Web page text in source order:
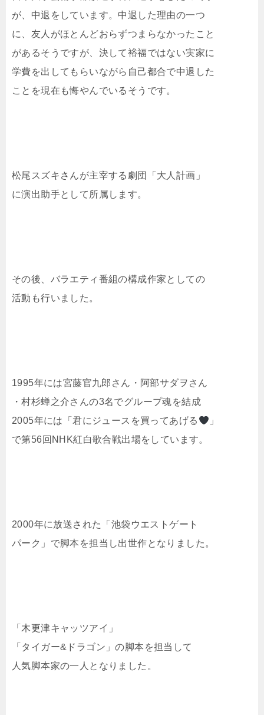
が、中退をしています。中退した理由の一つ
に、友人がほとんどおらずつまらなかったこと
があるそうですが、決して裕福ではない実家に
学費を出してもらいながら自己都合で中退した
ことを現在も悔やんでいるそうです。
松尾スズキさんが主宰する劇団「大人計画」
に演出助手として所属します。
その後、バラエティ番組の構成作家としての
活動も行いました。
1995年には宮藤官九郎さん・阿部サダヲさん
・村杉蝉之介さんの3名でグループ魂を結成
2005年には「君にジュースを買ってあげる
」
で第56回NHK紅白歌合戦出場をしています。
2000年に放送された「池袋ウエストゲート
パーク」で脚本を担当し出世作となりました。
「木更津キャッツアイ」
「タイガー&ドラゴン」の脚本を担当して
人気脚本家の一人となりました。